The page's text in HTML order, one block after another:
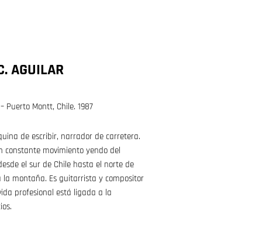
AGUILAR
Puerto Montt, Chile. 1987
de escribir, narrador de carretera.
constante movimiento yendo del
el sur de Chile hasta el norte de
la montaña. Es guitarrista y compositor
profesional está ligada a la